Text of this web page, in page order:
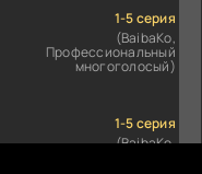
1-5 серия
(BaibaKo,
Профессиональный
многоголосый)
1-5 серия
(BaibaKo,